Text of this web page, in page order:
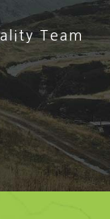
Team